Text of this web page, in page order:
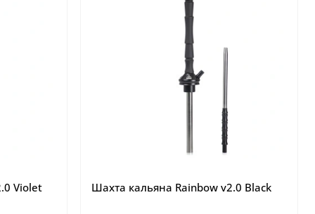
Violet Шахта кальяна Rainbow v2.0 Black